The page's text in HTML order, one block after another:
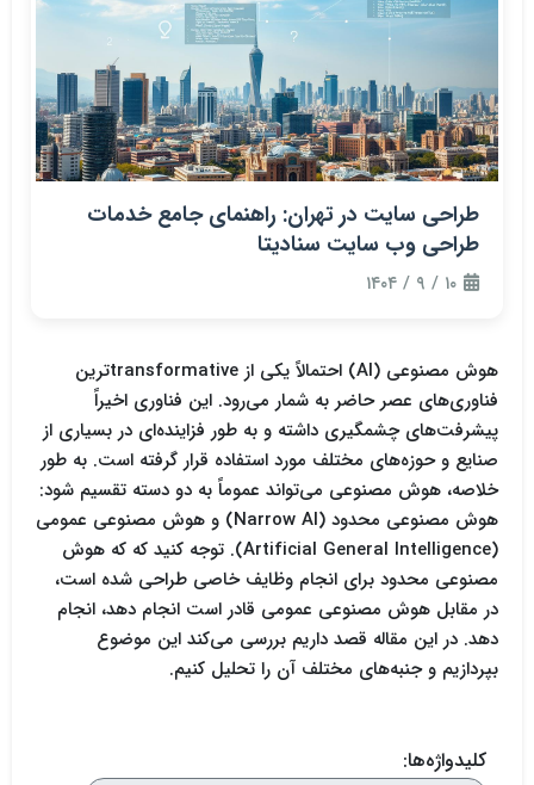
طراحی سایت در تهران: راهنمای جامع خدمات
طراحی وب سایت سنادیتا
۱۰ / ۹ / ۱۴۰۴
هوش مصنوعی (AI) احتمالاً یکی از transformativeترین
فناوری‌های عصر حاضر به شمار می‌رود. این فناوری اخیراً
پیشرفت‌های چشمگیری داشته و به طور فزاینده‌ای در بسیاری از
صنایع و حوزه‌های مختلف مورد استفاده قرار گرفته است. به طور
خلاصه، هوش مصنوعی می‌تواند عموماً به دو دسته تقسیم شود:
هوش مصنوعی محدود (Narrow AI) و هوش مصنوعی عمومی
(Artificial General Intelligence). توجه کنید که که هوش
مصنوعی محدود برای انجام وظایف خاصی طراحی شده است،
در مقابل هوش مصنوعی عمومی قادر است انجام دهد، انجام
دهد. در این مقاله قصد داریم بررسی می‌کند این موضوع
بپردازیم و جنبه‌های مختلف آن را تحلیل کنیم.
کلیدواژه‌ها: